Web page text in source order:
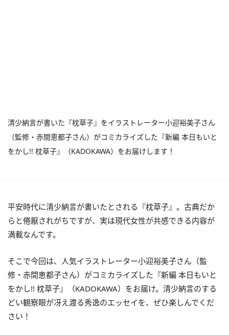
清少納言が書いた『枕草子』をイラストレーター小迎裕美子さん
（監修・赤間恵都子さん）がコミカライズした『新編 本日もいと
をかし!! 枕草子』（KADOKAWA）をお届けします！
平安時代に清少納言が書いたとされる『枕草子』。古典だか
らと倦厭されがちですが、実は現代女性が共感できる内容が
満載なんです。
そこで今回は、人気イラストレーター小迎裕美子さん（監
修・赤間恵都子さん）がコミカライズした『新編 本日もいと
をかし!! 枕草子』（KADOKAWA）をお届け。清少納言のする
どい観察眼が冴え渡る秀逸のエッセイを、ぜひ楽しんでくだ
さい！